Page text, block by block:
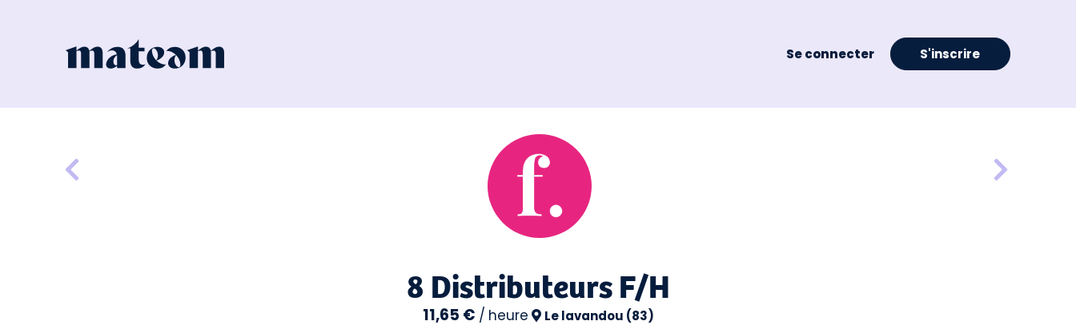
Se connecter S'inscrire
8 Distributeurs F/H
11,65 € / heure Le lavandou (83)